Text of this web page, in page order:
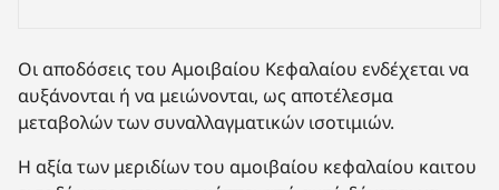
Οι αποδόσεις του Αμοιβαίου Κεφαλαίου ενδέχεται να
αυξάνονται ή να μειώνονται, ως αποτέλεσμα
μεταβολών των συναλλαγματικών ισοτιμιών.
Η αξία των μεριδίων του αμοιβαίου κεφαλαίου καιτου